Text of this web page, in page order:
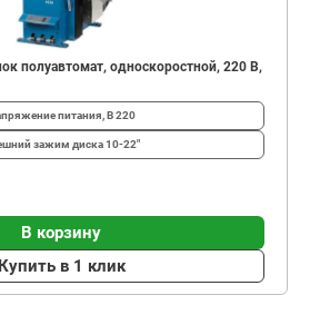
полуавтомат, односкоростной, 220 В,
питания, В220
зажим диска10-22"
В корзину
Купить в 1 клик